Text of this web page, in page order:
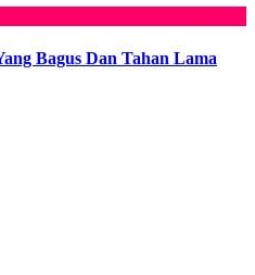
Bagus Dan Tahan Lama